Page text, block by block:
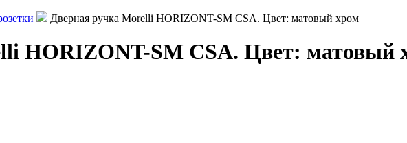
Дверная ручка Morelli HORIZONT-SM CSA. Цвет: матовый хром
HORIZONT-SM CSA. Цвет: матовый